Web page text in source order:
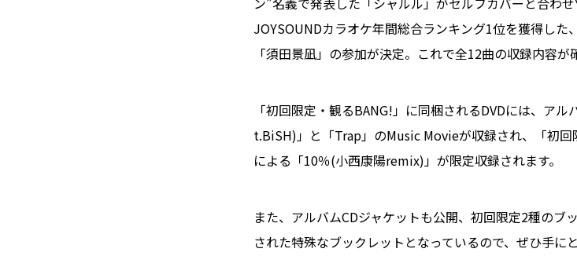
JOYSOUNDカラオケ年間総合ランキング1位を獲得した
「須田景凪」の参加が決定。これで全12曲の収録内容が
「初回限定・観るBANG!」に同梱されるDVDには、ア
t.BiSH)」と「Trap」のMusic Movieが収録され、「初回
による「10％(小西康陽remix)」が限定収録されます。
また、アルバムCDジャケットも公開、初回限定2種のブ
された特殊なブックレットとなっているので、ぜひ手に